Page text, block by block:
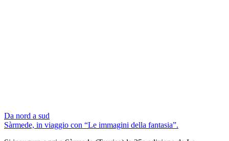
Da nord a sud
Sàrmede, in viaggio con “Le immagini della fantasia”.